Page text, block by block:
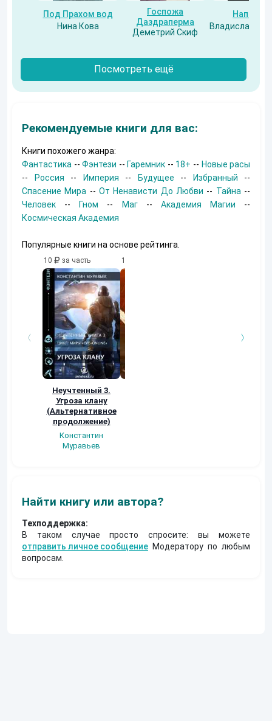
Под Прахом вод
Нина Кова
Госпожа
Даздраперма
Деметрий Скиф
Напарник
Владислав
Посмотреть ещё
Рекомендуемые книги для вас:
Книги похожего жанра:
Фантастика --Фэнтези -- Гаремник -- 18+ -- Новые расы
--
Россия -- Империя -- Будущее -- Избранный --
Спасение Мира --От Ненависти До Любви -- Тайна --
Человек -- Гном -- Маг-- Академия Магии --
Космическая Академия
Популярные книги на основе рейтинга.
10 за часть
Неучтенный 3.
Угроза клану
(Альтернативное
продолжение)
Константин
Муравьев
10
Найти книгу или автора?
Техподдержка:
В таком случае просто спросите: вы можете
отправить личное сообщение Модератору по любым
вопросам.